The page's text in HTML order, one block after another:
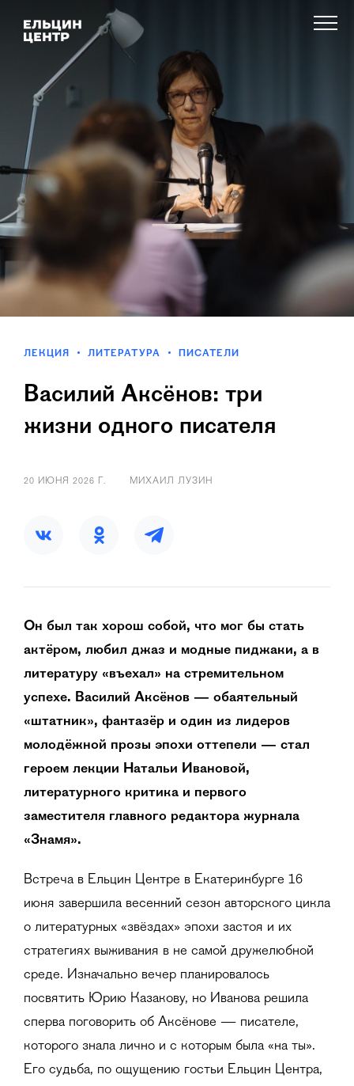
ЛЕКЦИЯ ЛИТЕРАТУРА ПИСАТЕЛИ
Василий Аксёнов: три
жизни одного писателя
20 ИЮНЯ 2026 Г. МИХАИЛ ЛУЗИН
Он был так хорош собой, что мог бы стать
актёром, любил джаз и модные пиджаки, а в
литературу «въехал» на стремительном
успехе. Василий Аксёнов — обаятельный
«штатник», фантазёр и один из лидеров
молодёжной прозы эпохи оттепели — стал
героем лекции Натальи Ивановой,
литературного критика и первого
заместителя главного редактора журнала
«Знамя».
Встреча в Ельцин Центре в Екатеринбурге 16
июня завершила весенний сезон авторского цикла
о литературных «звёздах» эпохи застоя и их
стратегиях выживания в не самой дружелюбной
среде. Изначально вечер планировалось
посвятить Юрию Казакову, но Иванова решила
сперва поговорить об Аксёнове — писателе,
которого знала лично и с которым была «на ты».
Его судьба, по ощущению гостьи Ельцин Центра,